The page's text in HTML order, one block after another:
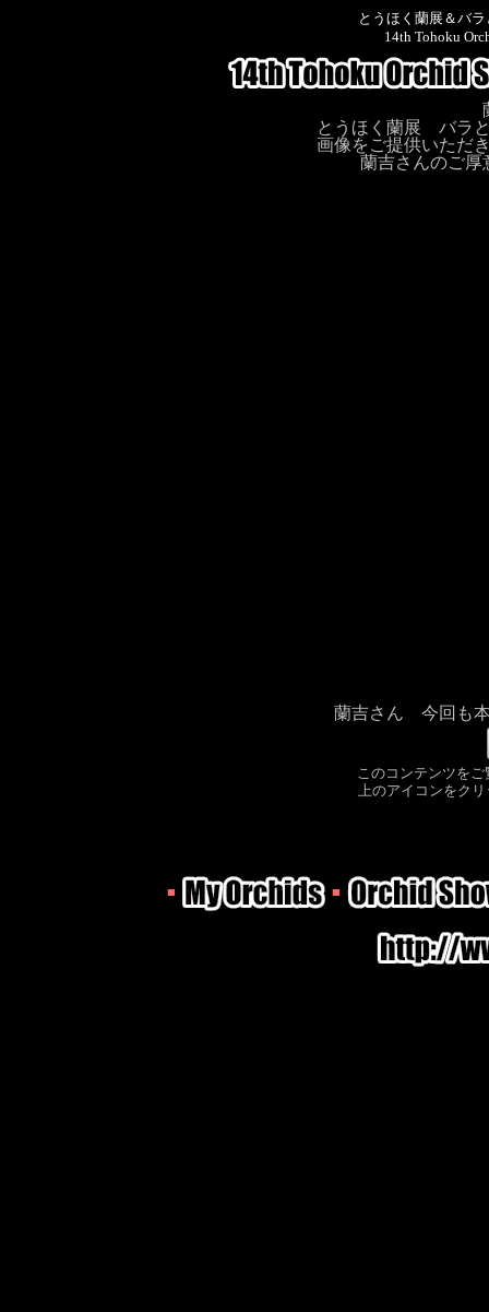
とうほく蘭展＆バ
14th Tohoku
とうほく蘭展 バラ
画像をご提供いただ
蘭吉さんのご厚
蘭吉さん 今回も
このコンテンツをご
上のアイコンをク
■ ■